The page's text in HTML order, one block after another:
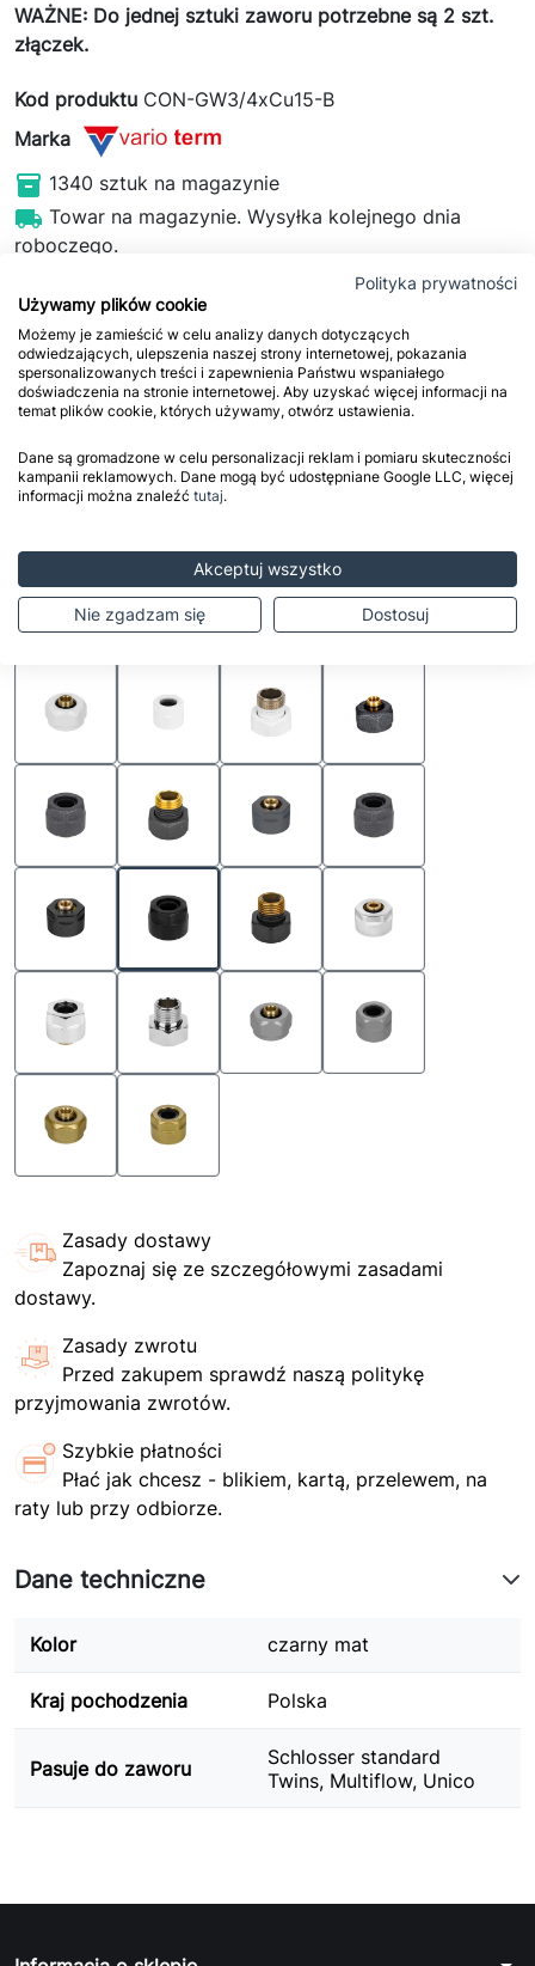
WAŻNE: Do jednej sztuki zaworu potrzebne są 2 szt.
złączek.
Kod produktu CON-GW3/4xCu15-B
Marka
 1340 sztuk na magazynie
 Towar na magazynie. Wysyłka kolejnego dnia
roboczego.
 
 Dodaj do koszyka
Udostępnij
Kolor
biały chrom czarny mat
grafit struktura
grafit struktura C12
szary C71 złoty C84
Zasady dostawy
Zapoznaj się ze szczegółowymi zasadami
dostawy.
Zasady zwrotu
Przed zakupem sprawdź naszą politykę
przyjmowania zwrotów.
Szybkie płatności
Płać jak chcesz - blikiem, kartą, przelewem, na
raty lub przy odbiorze.
Dane techniczne
Kolor czarny mat
Kraj pochodzenia Polska
Pasuje do zaworu
Schlosser standard
Twins, Multiflow, Unico
Polityka prywatności
Używamy plików cookie
Możemy je zamieścić w celu analizy danych dotyczących
odwiedzających, ulepszenia naszej strony internetowej, pokazania
spersonalizowanych treści i zapewnienia Państwu wspaniałego
doświadczenia na stronie internetowej. Aby uzyskać więcej informacji na
temat plików cookie, których używamy, otwórz ustawienia.
Dane są gromadzone w celu personalizacji reklam i pomiaru skuteczności
kampanii reklamowych. Dane mogą być udostępniane Google LLC, więcej
informacji można znaleźć tutaj.
Akceptuj wszystko
Nie zgadzam się Dostosuj